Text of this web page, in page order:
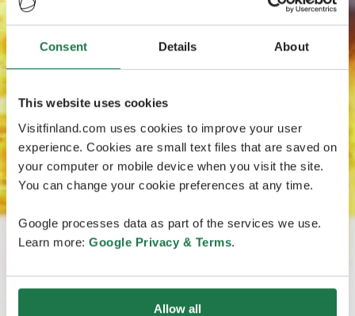
Consent Details About
This website uses cookies
Visitfinland.com uses cookies to improve your user
experience. Cookies are small text files that are saved on
your computer or mobile device when you visit the site.
You can change your cookie preferences at any time.
Google processes data as part of the services we use.
Learn more: Google Privacy & Terms.
Allow all